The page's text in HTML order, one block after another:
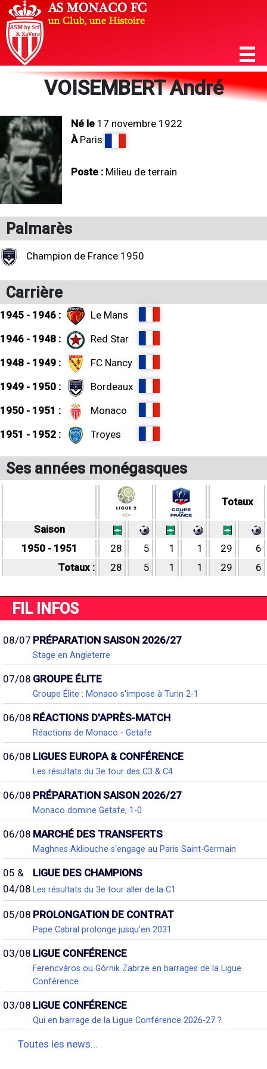
VOISEMBERT André
Né le 17 novembre 1922
ÀParis
Poste : Milieu de terrain
Palmarès
Champion de France 1950
Carrière
1945 - 1946 :
Le Mans
1946 - 1948 :
Red Star
1948 - 1949 :
FC Nancy
1949 - 1950 :
Bordeaux
1950 - 1951 :
Monaco
1951 - 1952 :
Troyes
Ses années monégasques
Totaux
Saison
1950 - 1951
28 5 1 1 29
6
Totaux :
28 5 1 1 29 6
FIL INFOS
08/07 PRÉPARATION SAISON 2026/27
Stage en Angleterre
07/08 GROUPE ÉLITE
Groupe Élite : Monaco s'impose à Turin 2-1
06/08 RÉACTIONS D'APRÈS-MATCH
Réactions de Monaco - Getafe
06/08 LIGUES EUROPA & CONFÉRENCE
Les résultats du 3e tour des C3 & C4
06/08 PRÉPARATION SAISON 2026/27
Monaco domine Getafe, 1-0
06/08 MARCHÉ DES TRANSFERTS
Maghnes Akliouche s'engage au Paris Saint-Germain
05 &
04/08
LIGUE DES CHAMPIONS
Les résultats du 3e tour aller de la C1
05/08 PROLONGATION DE CONTRAT
Pape Cabral prolonge jusqu'en 2031
03/08 LIGUE CONFÉRENCE
Ferencváros ou Górnik Zabrze en barrages de la Ligue
Conférence
03/08 LIGUE CONFÉRENCE
Qui en barrage de la Ligue Conférence 2026-27 ?
Toutes les news...